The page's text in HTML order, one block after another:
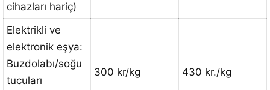
cihazları hariç)
Elektrikli ve
elektronik eşya:
Buzdolabı/soğu
tucuları
300 kr/kg 430 kr./kg